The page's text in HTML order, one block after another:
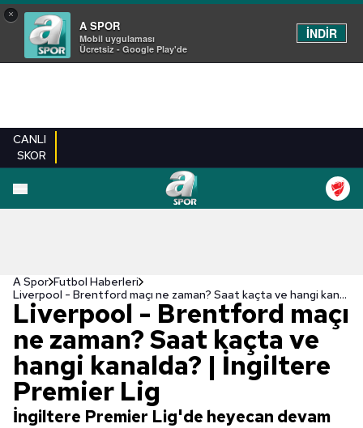
×
A SPOR
Mobil uygulaması
Ücretsiz - Google Play'de
İNDİR
CANLI
SKOR
A Spor Futbol Haberleri
Liverpool - Brentford maçı ne zaman? Saat kaçta ve hangi kanalda? | İngiltere Premier Lig
Liverpool - Brentford maçı
ne zaman? Saat kaçta ve
hangi kanalda? | İngiltere
Premier Lig
İngiltere Premier Lig'de heyecan devam